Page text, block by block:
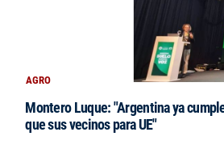
AGRO
Montero Luque: "Argentina ya
que sus vecinos para UE"